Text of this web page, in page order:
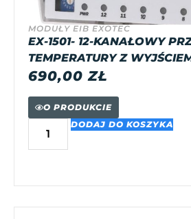
MODUŁY EIB EXOTEC
EX-1501- 12-KANAŁOWY
TEMPERATURY Z
690,00ZŁ
O PRODUKCIE
DODAJ DO KOSZYKA